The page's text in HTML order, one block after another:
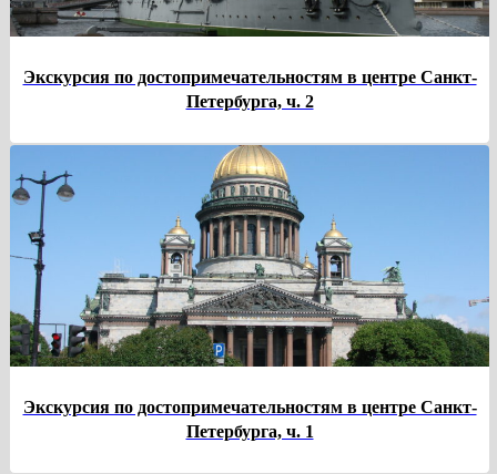
Экскурсия по достопримечательностям в центре Санкт-
Петербурга, ч. 2
Экскурсия по достопримечательностям в центре Санкт-
Петербурга, ч. 1